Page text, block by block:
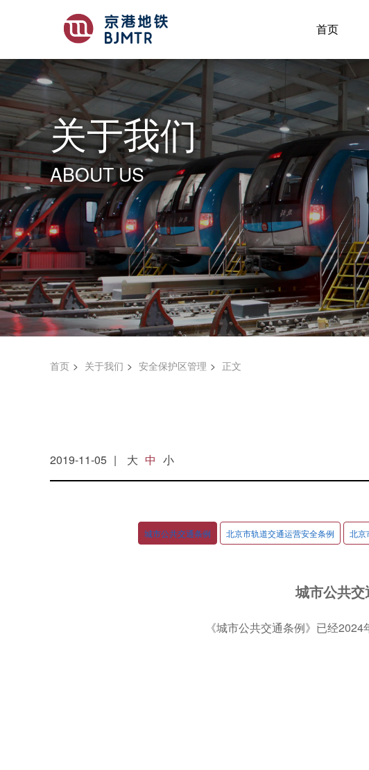
首页
关于我们
ABOUT US
首页 关于我们 安全保护区管理 正文
2019-11-05 大 中 小
城市公共交通条例 北京市轨道交通运营安全条例 北京
城市公共交
《城市公共交通条例》已经